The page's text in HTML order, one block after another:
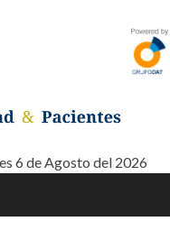
6 de Agosto del 2026